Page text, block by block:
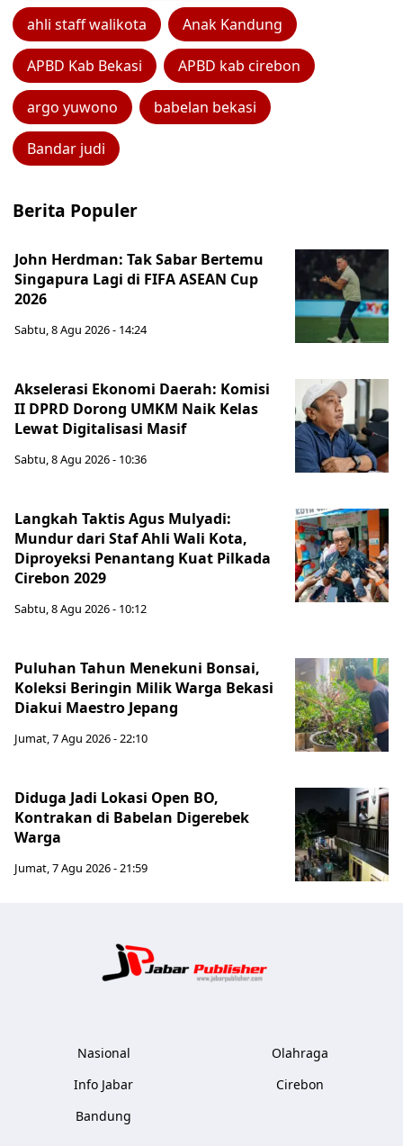
ahli staff walikota Anak Kandung
APBD Kab Bekasi APBD kab cirebon
argo yuwono babelan bekasi
Bandar judi
Berita Populer
John Herdman: Tak Sabar Bertemu
Singapura Lagi di FIFA ASEAN Cup
2026
Sabtu, 8 Agu 2026 - 14:24
Akselerasi Ekonomi Daerah: Komisi
II DPRD Dorong UMKM Naik Kelas
Lewat Digitalisasi Masif
Sabtu, 8 Agu 2026 - 10:36
Langkah Taktis Agus Mulyadi:
Mundur dari Staf Ahli Wali Kota,
Diproyeksi Penantang Kuat Pilkada
Cirebon 2029
Sabtu, 8 Agu 2026 - 10:12
Puluhan Tahun Menekuni Bonsai,
Koleksi Beringin Milik Warga Bekasi
Diakui Maestro Jepang
Jumat, 7 Agu 2026 - 22:10
Diduga Jadi Lokasi Open BO,
Kontrakan di Babelan Digerebek
Warga
Jumat, 7 Agu 2026 - 21:59
Nasional
Info Jabar
Bandung
Olahraga
Cirebon